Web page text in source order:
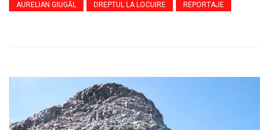
AURELIAN GIUGĂL DREPTUL LA LOCUIRE REPORTAJE